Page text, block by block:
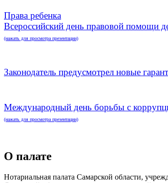
Права ребенка
Всероссийский день правовой помощи
(нажать для просмотра презентации)
Законодатель предусмотрел новые
Международный день борьбы с
(нажать для просмотра презентации)
О палате
Нотариальная палата Самарской области,